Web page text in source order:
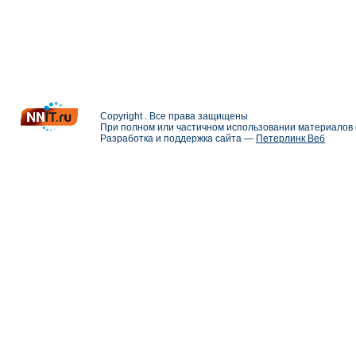
Copyright . Все права защищены
При полном или частичном использовании
Разработка и поддержка сайта — Петерлинк Веб